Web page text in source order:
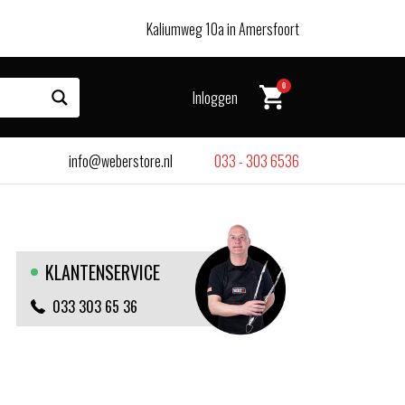
Kaliumweg 10a in Amersfoort
Inloggen
0
info@weberstore.nl 033 - 303 6536
KLANTENSERVICE
033 303 65 36